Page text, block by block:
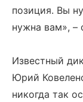
позиция. Вы
нужна вам», –
Известный
Юрий
никогда так